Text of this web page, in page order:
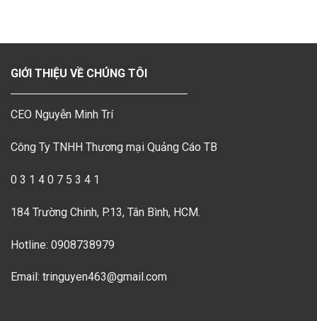
GIỚI THIỆU VỀ CHÚNG TÔI
CEO Nguyễn Minh Trí
Công Ty TNHH Thương mại Quảng Cáo TB
0 3 1 4 0 7 5 3 4 1
184 Trường Chinh, P.13, Tân Bình, HCM.
Hotline: 0908738979
Email: tringuyen463@gmail.com